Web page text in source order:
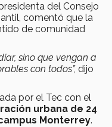
del Consejo
comentó que la
de comunidad
sino que vengan a
con todos”, dijo
por el Tec con el
urbana de 24
Monterrey.